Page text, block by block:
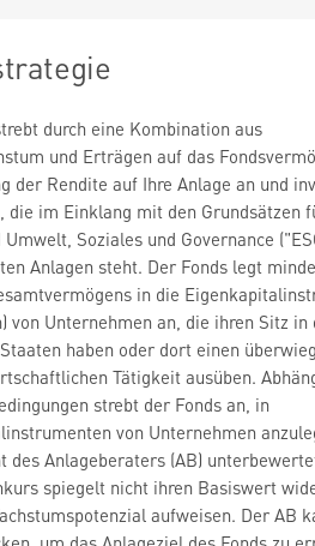
durch eine Kombination aus
und Erträgen auf das
der Rendite auf Ihre Anlage an und
die im Einklang mit den Grundsätzen
Soziales und Governance
Anlagen steht. Der Fonds legt
in die
von Unternehmen an, die ihren Sitz in
haben oder dort einen
Tätigkeit ausüben.
strebt der Fonds an, in
von Unternehmen
des Anlageberaters (AB)
spiegelt nicht ihren Basiswert
aufweisen. Der AB